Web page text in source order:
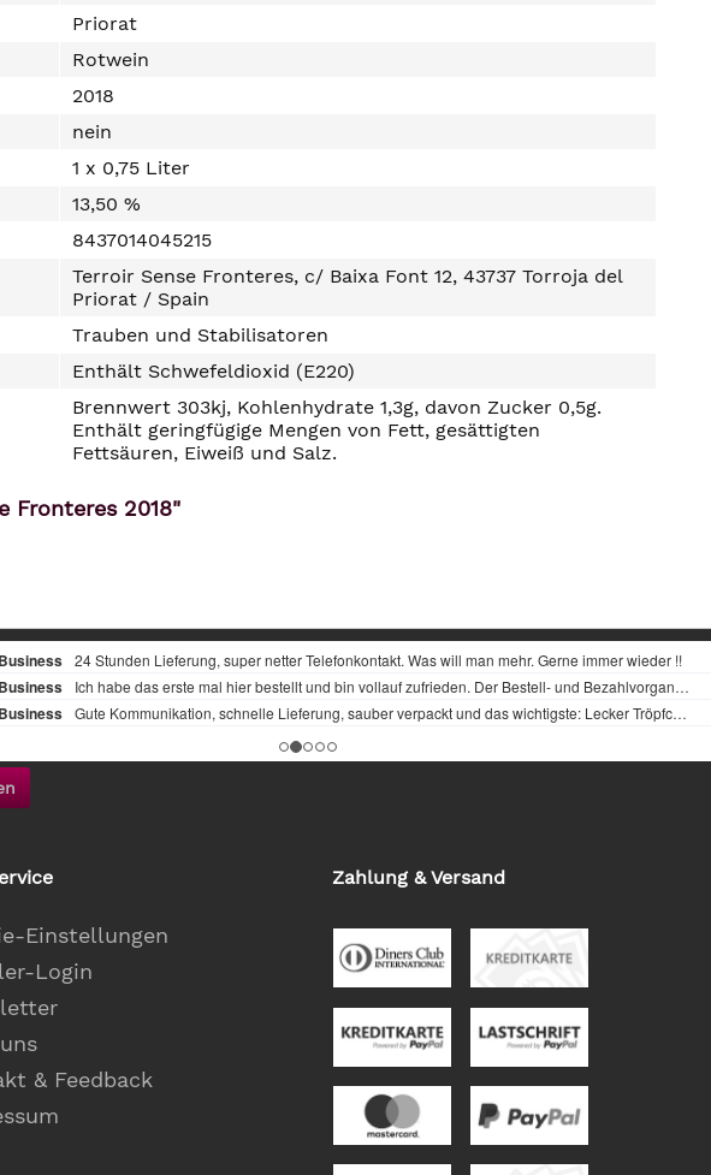
Priorat
Rotwein
2018
nein
1 x 0,75 Liter
13,50 %
8437014045215
Terroir Sense Fronteres, c/ Baixa Font 12, 43737 Torroja del
Priorat / Spain
Trauben und Stabilisatoren
Enthält Schwefeldioxid (E220)
Brennwert 303kj, Kohlenhydrate 1,3g, davon Zucker 0,5g.
Enthält geringfügige Mengen von Fett, gesättigten
Fettsäuren, Eiweiß und Salz.
Fronteres 2018"
Einstellungen
Login
& Feedback
Zahlung & Versand